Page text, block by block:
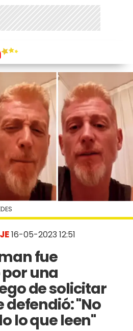
16-05-2023 12:51
fue
una
de solicitar
defendió: "No
lo que leen"